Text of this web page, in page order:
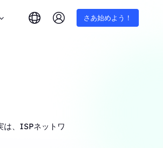
さあ始めよう！
は、ISPネットワ